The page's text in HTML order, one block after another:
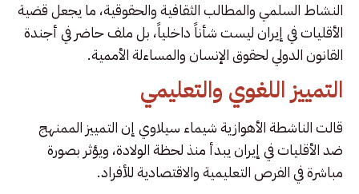
النشاط السلمي والمطالب الثقافية والحقوقية، ما يجعل قضية
الأقليات في إيران ليست شأناً داخلياً، بل ملف حاضر في أجندة
القانون الدولي لحقوق الإنسان والمساءلة الأممية.
التمييز اللغوي والتعليمي
قالت الناشطة الأهوازية شيماء سيلاوي إن التمييز الممنهج
ضد الأقليات في إيران يبدأ منذ لحظة الولادة، ويؤثر بصورة
مباشرة في الفرص التعليمية والاقتصادية للأفراد.